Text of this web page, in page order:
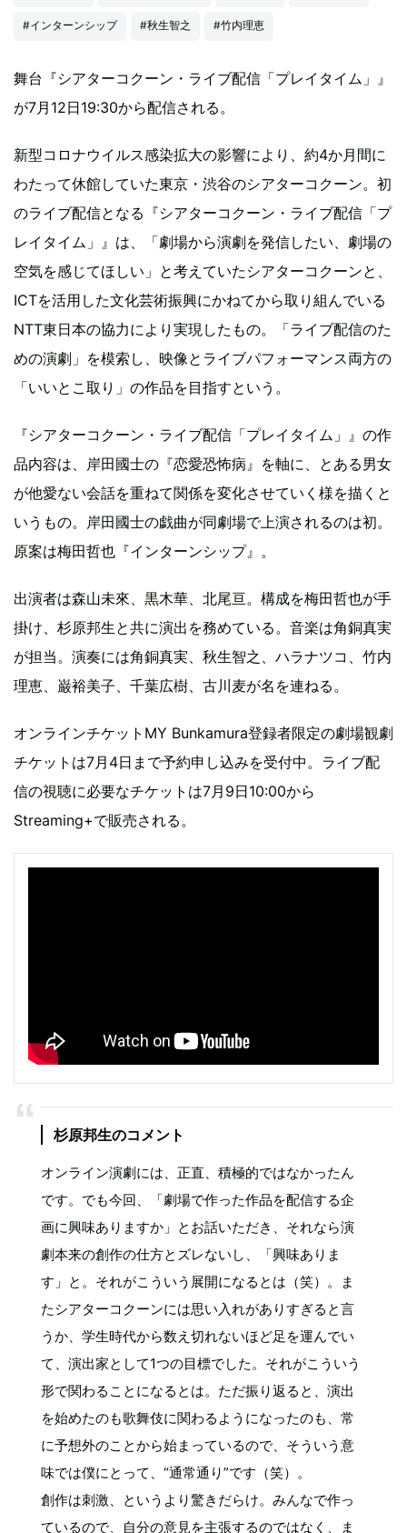
#インターンシップ #秋生智之 #竹内理恵
舞台『シアターコクーン・ライブ配信「プレイタイム」』
が7月12日19:30から配信される。
新型コロナウイルス感染拡大の影響により、約4か月間に
わたって休館していた東京・渋谷のシアターコクーン。初
のライブ配信となる『シアターコクーン・ライブ配信「プ
レイタイム」』は、「劇場から演劇を発信したい、劇場の
空気を感じてほしい」と考えていたシアターコクーンと、
ICTを活用した文化芸術振興にかねてから取り組んでいる
NTT東日本の協力により実現したもの。「ライブ配信のた
めの演劇」を模索し、映像とライブパフォーマンス両方の
「いいとこ取り」の作品を目指すという。
『シアターコクーン・ライブ配信「プレイタイム」』の作
品内容は、岸田國士の『恋愛恐怖病』を軸に、とある男女
が他愛ない会話を重ねて関係を変化させていく様を描くと
いうもの。岸田國士の戯曲が同劇場で上演されるのは初。
原案は梅田哲也『インターンシップ』。
出演者は森山未來、黒木華、北尾亘。構成を梅田哲也が手
掛け、杉原邦生と共に演出を務めている。音楽は角銅真実
が担当。演奏には角銅真実、秋生智之、ハラナツコ、竹内
理恵、巌裕美子、千葉広樹、古川麦が名を連ねる。
オンラインチケットMY Bunkamura登録者限定の劇場観劇
チケットは7月4日まで予約申し込みを受付中。ライブ配
信の視聴に必要なチケットは7月9日10:00から
Streaming+で販売される。
杉原邦生のコメント
オンライン演劇には、正直、積極的ではなかったん
です。でも今回、「劇場で作った作品を配信する企
画に興味ありますか」とお話いただき、それなら演
劇本来の創作の仕方とズレないし、「興味ありま
す」と。それがこういう展開になるとは（笑）。ま
たシアターコクーンには思い入れがありすぎると言
うか、学生時代から数え切れないほど足を運んでい
て、演出家として1つの目標でした。それがこういう
形で関わることになるとは。ただ振り返ると、演出
を始めたのも歌舞伎に関わるようになったのも、常
に予想外のことから始まっているので、そういう意
味では僕にとって、“通常通り”です（笑）。
創作は刺激、というより驚きだらけ。みんなで作っ
ているので、自分の意見を主張するのではなく、ま